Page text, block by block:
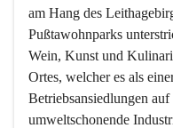
am Hang des
Pußtawohnparks
Wein, Kunst und
Ortes, welcher es als
Betriebsansiedlungen
umweltschonende